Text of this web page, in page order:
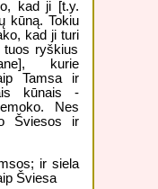
kad ji [t.y.
kūną. Tokiu
kad ji turi
ryškius
kurie
Tamsa ir
kūnais -
Nes
Šviesos ir
ir siela
Šviesa